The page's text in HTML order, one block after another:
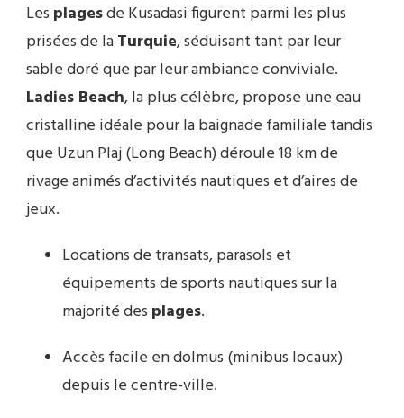
Les plagesde Kusadasi figurent parmi les plus
prisées de laTurquie, séduisant tant par leur
sable doré que par leur ambiance conviviale.
Ladies Beach, la plus célèbre, propose une eau
cristalline idéale pour la baignade familiale tandis
que Uzun Plaj (Long Beach) déroule 18 km de
rivage animés d’activités nautiques et d’aires de
jeux.
Locations de transats, parasols et
équipements de sports nautiques sur la
majorité des plages.
Accès facile en dolmus (minibus locaux)
depuis le centre-ville.